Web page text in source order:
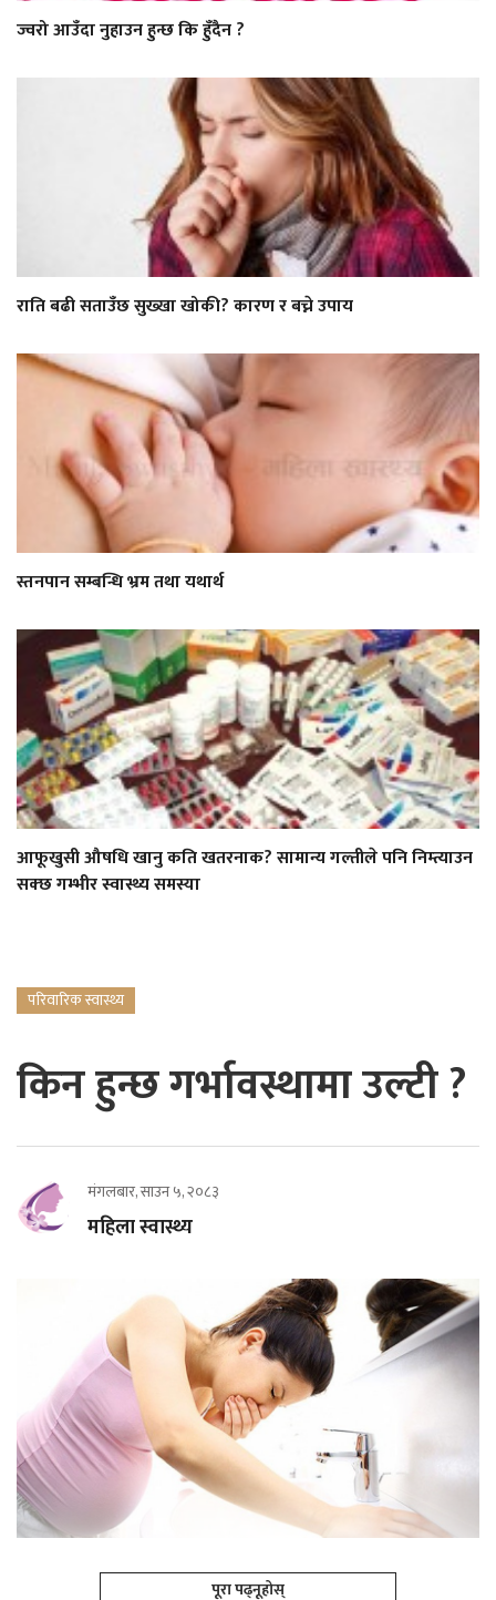
ज्वरो आउँदा नुहाउन हुन्छ कि हुँदैन ?
राति बढी सताउँछ सुख्खा खोकी? कारण र बच्ने उपाय
स्तनपान सम्बन्धि भ्रम तथा यथार्थ
आफूखुसी औषधि खानु कति खतरनाक? सामान्य गल्तीले पनि निम्त्याउन
सक्छ गम्भीर स्वास्थ्य समस्या
परिवारिक स्वास्थ्य
किन हुन्छ गर्भावस्थामा उल्टी ?
मंगलबार, साउन ५, २०८३
महिला स्वास्थ्य
पूरा पढ्नूहोस्